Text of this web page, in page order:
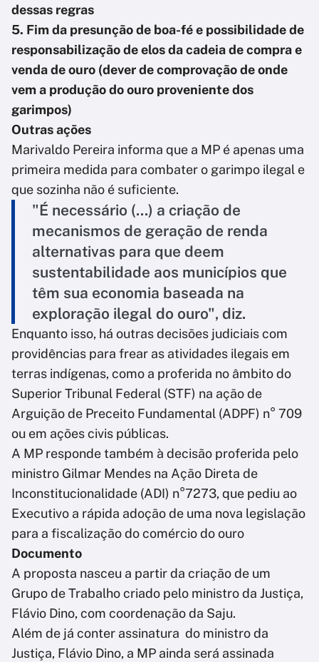
dessas regras
5. Fim da presunção de boa-fé e possibilidade de
responsabilização de elos da cadeia de compra e
venda de ouro (dever de comprovação de onde
vem a produção do ouro proveniente dos
garimpos)
Outras ações
Marivaldo Pereira informa que a MP é apenas uma
primeira medida para combater o garimpo ilegal e
que sozinha não é suficiente.
"É necessário (...) a criação de
mecanismos de geração de renda
alternativas para que deem
sustentabilidade aos municípios que
têm sua economia baseada na
exploração ilegal do ouro", diz.
Enquanto isso, há outras decisões judiciais com
providências para frear as atividades ilegais em
terras indígenas, como a proferida no âmbito do
Superior Tribunal Federal (STF) na ação de
Arguição de Preceito Fundamental (ADPF) n° 709
ou em ações civis públicas.
A MP responde também à decisão proferida pelo
ministro Gilmar Mendes na Ação Direta de
Inconstitucionalidade (ADI) n°7273, que pediu ao
Executivo a rápida adoção de uma nova legislação
para a fiscalização do comércio do ouro
Documento
A proposta nasceu a partir da criação de um
Grupo de Trabalho criado pelo ministro da Justiça,
Flávio Dino, com coordenação da Saju.
Além de já conter assinatura do ministro da
Justiça, Flávio Dino, a MP ainda será assinada